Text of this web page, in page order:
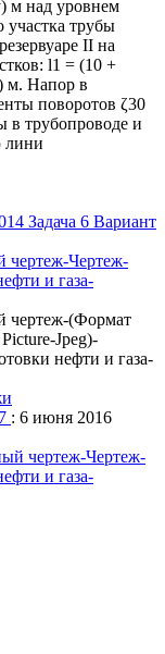
м над уровнем
участка трубы
II на
l1 = (10 +
м. Напор в
поворотов ζ30
в трубопроводе и
лини
Чертеж-
и газа-
чертеж-(Формат
Jpeg)-
нефти и газа-
: 6 июня 2016